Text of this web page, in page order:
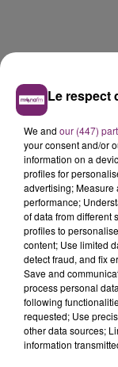
Le respect
We and our (447)
your consent and/or
information on a
profiles for
advertising; Measure
performance;
of data from different
profiles to
content; Use limited
detect fraud, and fix
Save and
process personal
following
requested; Use
other data sources;
information